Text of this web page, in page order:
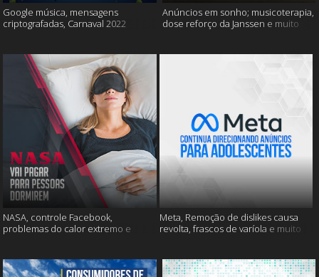
Google música, mensagens
criptografadas, Carnaval 2022
Anúncios em sonho; musicoterapia,
dose reforço da Janssen e muito
NASA, controle Facebook,
problemas do calor extremo e
Meta, Remoção de dislikes causa
revolta, frascos de varíola e muito